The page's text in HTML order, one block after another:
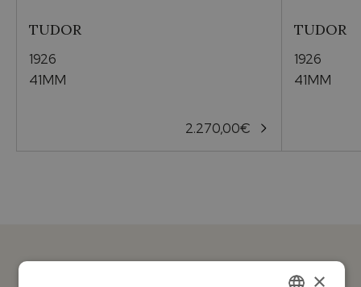
Materiale Cassa
Metallo
TUDOR
1926
41MM
2.270,00€
TUDOR
1926
41MM
×